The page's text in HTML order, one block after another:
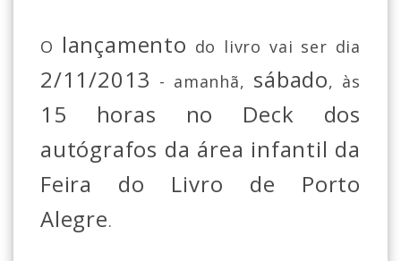
O lançamento do livro vai ser dia
2/11/2013 - amanhã, sábado, às
15 horas no Deck dos
autógrafos da área infantil da
Feira do Livro de Porto
Alegre.